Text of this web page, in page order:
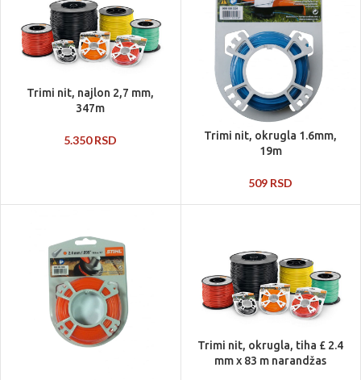
Trimi nit, najlon 2,7 mm,
347m
5.350RSD
Trimi nit, okrugla 1.6mm,
19m
509 RSD
Trimi nit, okrugla, tiha £ 2.4
mm x 83 m narandžas